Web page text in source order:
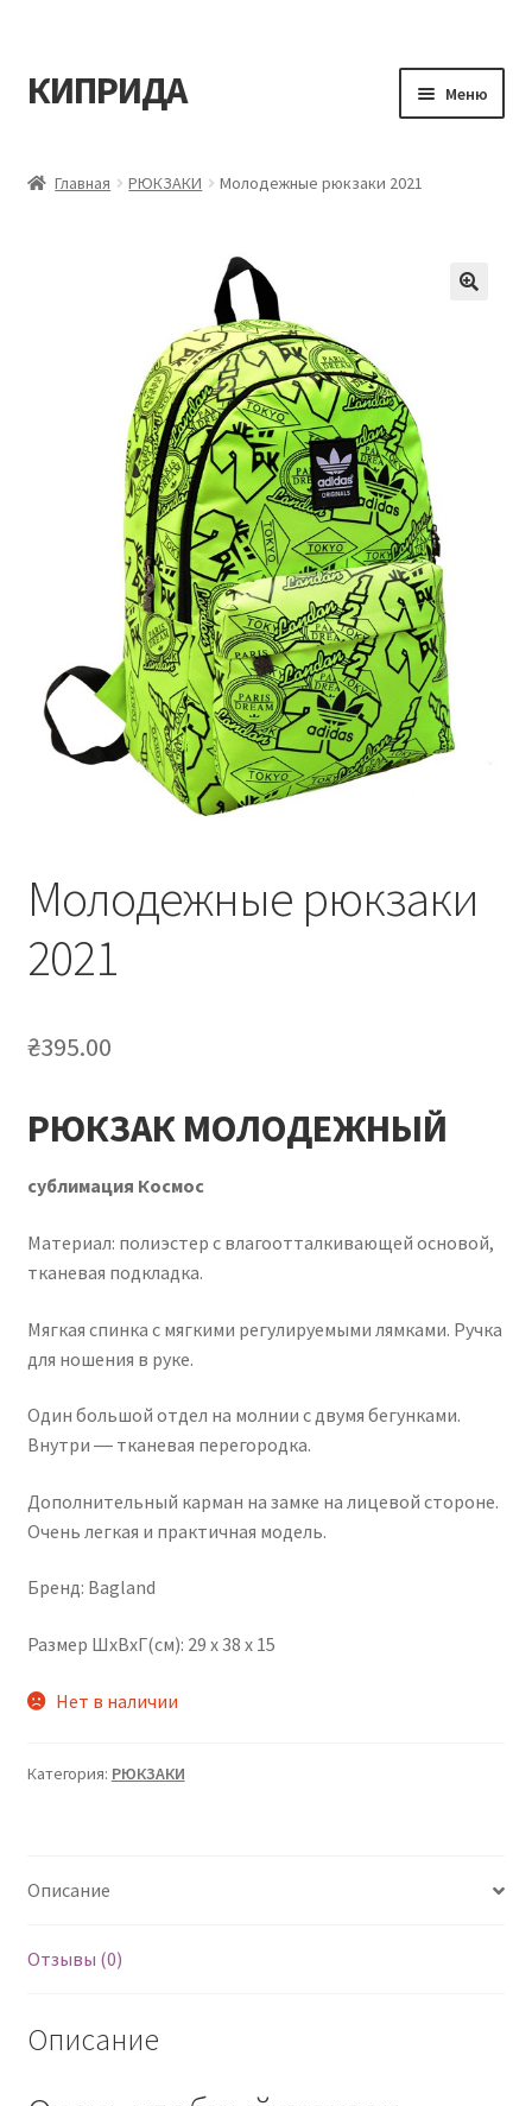
Перейти
к
Перейти
к
КИПРИДА Меню
Оформление заказа
Главная РЮКЗАКИ Молодежные рюкзаки 2021
Молодежные рюкзаки
2021
₴395.00
РЮКЗАК МОЛОДЕЖНЫЙ
сублимация Космос
Материал: полиэстер с влагоотталкивающей основой,
тканевая подкладка.
Мягкая спинка с мягкими регулируемыми лямками. Ручка
для ношения в руке.
Один большой отдел на молнии с двумя бегунками.
Внутри ― тканевая перегородка.
Дополнительный карман на замке на лицевой стороне.
Очень легкая и практичная модель.
Бренд: Bagland
Размер ШхВхГ(см): 29 x 38 x 15
Нет в наличии
Категория: РЮКЗАКИ
Описание
Отзывы (0)
Описание